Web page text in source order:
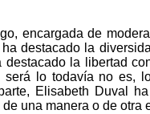
encargada de
destacado la
la libertad
será lo todavía no es,
Elisabeth Duval
una manera o de